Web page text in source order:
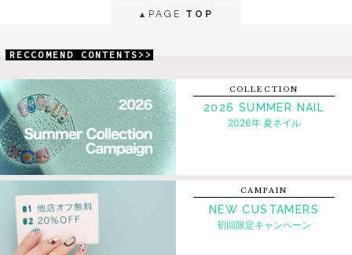
▲ PAGE TOP
RECCOMEND CONTENTS>>
COLLECTION
2026 SUMMER NAIL
2026年 夏ネイル
CAMPAIN
NEW CUSTAMERS
初回限定キャンペーン